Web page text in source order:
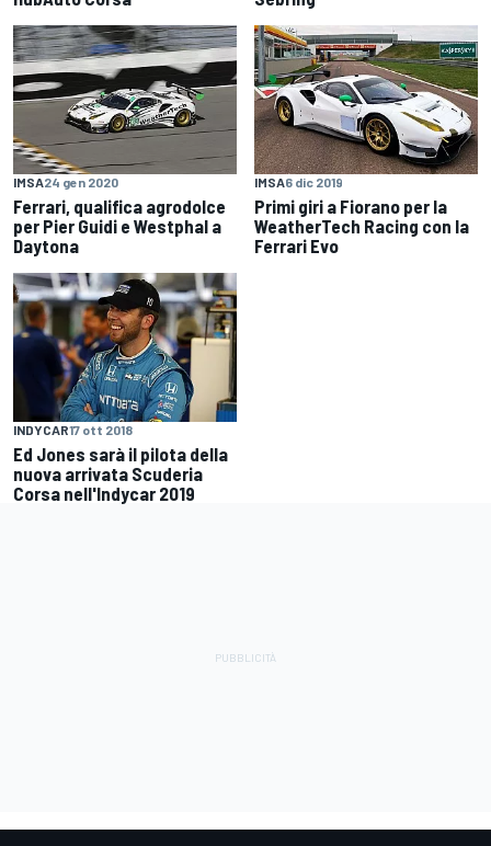
IMSA24 gen 2020
Ferrari, qualifica agrodolce
per Pier Guidi e Westphal a
Daytona
IMSA6 dic 2019
Primi giri a Fiorano per la
WeatherTech Racing con la
Ferrari Evo
INDYCAR17 ott 2018
Ed Jones sarà il pilota della
nuova arrivata Scuderia
Corsa nell'Indycar 2019